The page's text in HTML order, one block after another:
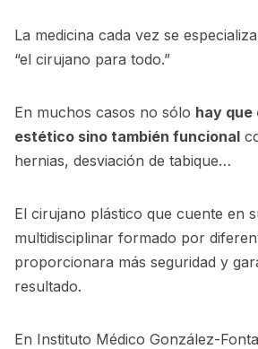
La medicina cada vez se
“el cirujano para todo.”
En muchos casos no sólo hay que
estético sino también funcional
hernias, desviación de tabique…
El cirujano plástico que cuente en
multidisciplinar formado por
proporcionara más seguridad y
resultado.
En Instituto Médico González-